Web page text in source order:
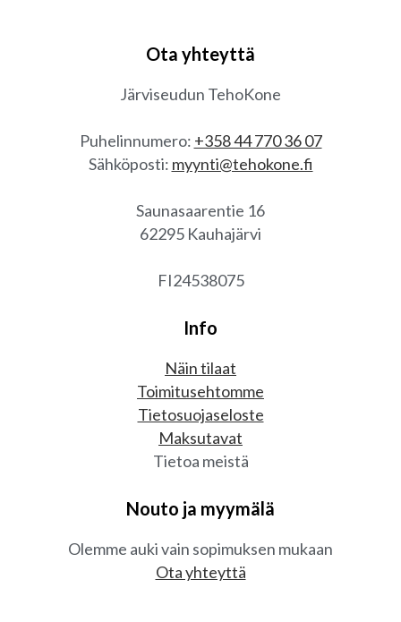
Ota yhteyttä
Järviseudun TehoKone
Puhelinnumero: +358 44 770 36 07
Sähköposti: myynti@tehokone.fi
Saunasaarentie 16
62295 Kauhajärvi
FI24538075
Info
Näin tilaat
Toimitusehtomme
Tietosuojaseloste
Maksutavat
Tietoa meistä
Nouto ja myymälä
Olemme auki vain sopimuksen mukaan
Ota yhteyttä